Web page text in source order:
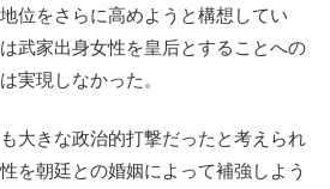
位をさらに高めようと構想してい
武家出身女性を皇后とすることへの
実現しなかった。
大きな政治的打撃だったと考えられ
を朝廷との婚姻によって補強しよう